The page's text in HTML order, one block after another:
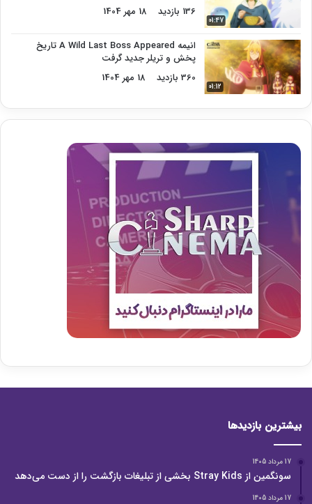
01:47
136 بازدید
18 مهر 1404
01:12
انیمه A Wild Last Boss Appeared تاریخ
پخش و تریلر جدید گرفت
360 بازدید
18 مهر 1404
بیشترین بازدیدها
17 مرداد 1405
سونگمین از Stray Kids بخشی از تبلیغات بازگشت را از دست می‌دهد
17 مرداد 1405